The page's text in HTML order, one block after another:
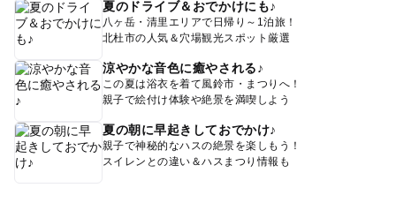
夏のドライブ＆おでかけにも♪
八ヶ岳・清里エリアで日帰り～1泊旅！
北杜市の人気＆穴場観光スポット厳選
涼やかな音色に癒やされる♪
この夏は浴衣を着て風鈴市・まつりへ！
親子で絵付け体験や絶景を満喫しよう
夏の朝に早起きしておでかけ♪
親子で神秘的なハスの絶景を楽しもう！
スイレンとの違い＆ハスまつり情報も